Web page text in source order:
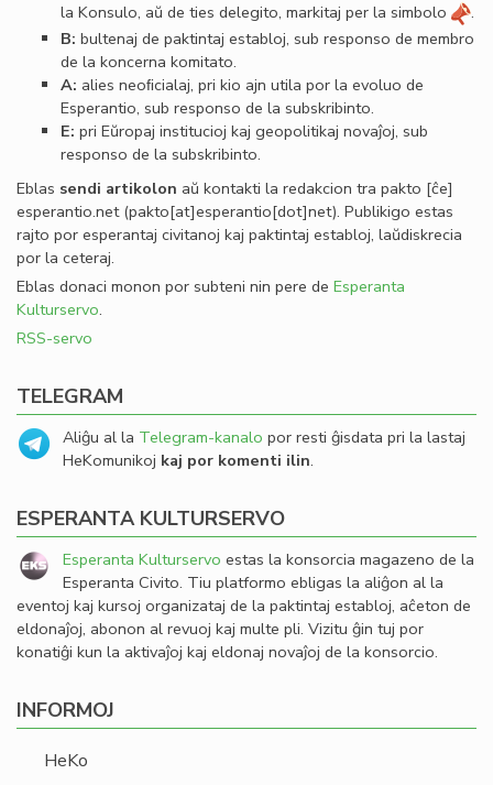
la Konsulo, aŭ de ties delegito, markitaj per la simbolo
.
B: bultenaj de paktintaj establoj, sub responso de membro
de la koncerna komitato.
A: alies neoﬁcialaj, pri kio ajn utila por la evoluo de
Esperantio, sub responso de la subskribinto.
E: pri Eŭropaj institucioj kaj geopolitikaj novaĵoj, sub
responso de la subskribinto.
Eblas sendi artikolon aŭ kontakti la redakcion tra pakto [ĉe]
esperantio.net(pakto[at]esperantio[dot]net). Publikigo estas
rajto por esperantaj civitanoj kaj paktintaj establoj, laŭdiskrecia
por la ceteraj.
Eblas donaci monon por subteni nin pere de Esperanta
Kulturservo.
RSS-servo
TELEGRAM
Aliĝu al la Telegram-kanalo por resti ĝisdata pri la lastaj
HeKomunikoj kaj por komenti ilin.
ESPERANTA KULTURSERVO
Esperanta Kulturservo estas la konsorcia magazeno de la
Esperanta Civito. Tiu platformo ebligas la aliĝon al la
eventoj kaj kursoj organizataj de la paktintaj establoj, aĉeton de
eldonaĵoj, abonon al revuoj kaj multe pli. Vizitu ĝin tuj por
konatiĝi kun la aktivaĵoj kaj eldonaj novaĵoj de la konsorcio.
INFORMOJ
HeKo